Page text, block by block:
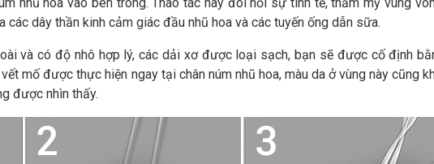
dây thần kinh cảm giác đầu nhũ hoa và các tuyến ống dẫn sữa.
và có độ nhô hợp lý, các dải xơ được loại sạch, bạn sẽ được cố định
mố được thực hiện ngay tại chân núm nhũ hoa, màu da ở vùng này cũng
được nhìn thấy.